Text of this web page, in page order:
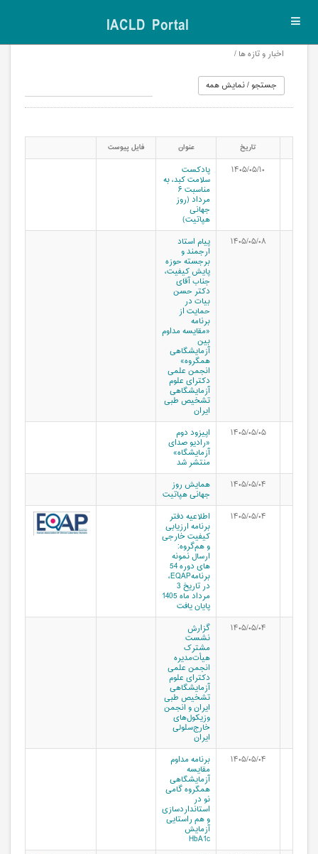
IACLD Portal
اخبار و تازه ها /
تاریخ عنوان فایل پیوست
۱۴۰۵/۰۵/۱۰ پادکست
سلامت کبد، به
مناسبت ۶
مرداد (روز
جهانی
هپاتیت)
۱۴۰۵/۰۵/۰۸
پیام استاد
ارجمند و
برجسته حوزه
پایش کیفیت،
جناب آقای
دکتر حسن
بیات در
حمایت از
برنامه
«مقایسه مداوم
بین
آزمایشگاهی
همگروه»
انجمن علمی
دکترای علوم
آزمایشگاهی
تشخیص طبی
ایران
۱۴۰۵/۰۵/۰۵
اپیزود دوم
«رادیو صدای
آزمایشگاه»
منتشر شد
۱۴۰۵/۰۵/۰۴
همایش روز
جهانی هپاتیت
۱۴۰۵/۰۵/۰۴
اطلاعیه دفتر
برنامه ارزیابی
کیفیت خارجی
و هم‌گروه:
ارسال نمونه
های دوره 54
برنامهEQAP،
در تاریخ 3
مرداد ماه 1405
پایان یافت
۱۴۰۵/۰۵/۰۴
گزارش
نشست
مشترک
هیأت‌مدیره
انجمن علمی
دکترای علوم
آزمایشگاهی
تشخیص طبی
ایران و انجمن
وزیکول‌های
خارج‌سلولی
ایران
۱۴۰۵/۰۵/۰۴
برنامه مداوم
مقایسه
آزمایشگاهی
همگروه گامی
نو در
استانداردسازی
و هم راستایی
آزمایش
HbA1c